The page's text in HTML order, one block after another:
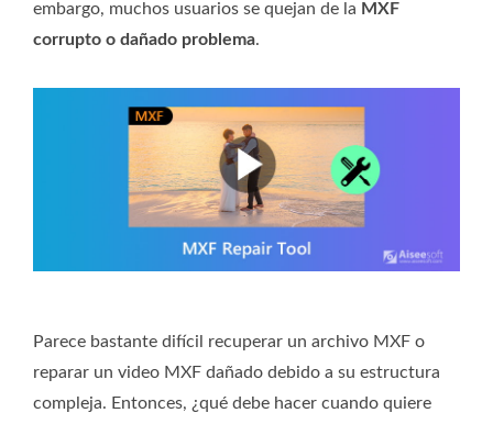
embargo, muchos usuarios se quejan de la MXF
corrupto o dañado problema.
Parece bastante difícil recuperar un archivo MXF o
reparar un video MXF dañado debido a su estructura
compleja. Entonces, ¿qué debe hacer cuando quiere